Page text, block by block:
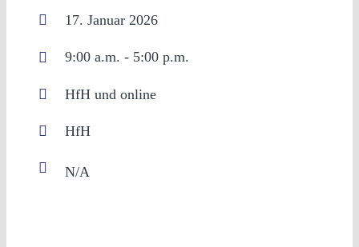
17. Januar 2026
9:00 a.m. - 5:00 p.m.
HfH und online
HfH